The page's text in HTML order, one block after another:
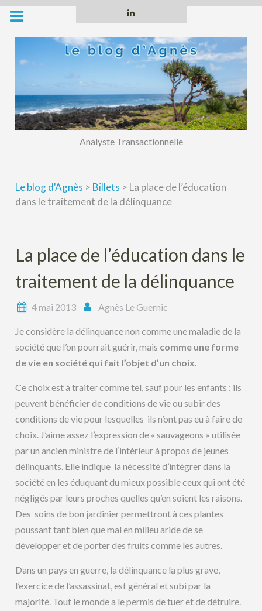
Skip
content
Analyste Transactionnelle
Le blog d'Agnès > Billets > La place de l’éducation
dans le traitement de la délinquance
La place de l’éducation dans le
traitement de la délinquance
4 mai 2013 Agnès Le Guernic
Je considère la délinquance non comme une maladie de la
société que l’on pourrait guérir, mais comme une forme
de vie en société qui fait l’objet d’un choix.
Ce choix est à traiter comme tel, sauf pour les enfants : ils
peuvent bénéficier de conditions de vie ou subir des
conditions de vie pour lesquelles ils n’ont pas eu à faire de
choix. J’aime assez l’expression de « sauvageons » utilisée
par un ancien ministre de l‘intérieur à propos de jeunes
délinquants. Elle indique la nécessité d’intégrer dans la
société en les éduquant du mieux possible ceux qui ont été
négligés par leurs proches quelles qu’en soient les raisons.
Des soins de bon jardinier permettront à ces plantes
poussant tant bien que mal en milieu aride de se
développer et de porter des fruits comme les autres.
Dans un pays en guerre, la délinquance la plus grave,
l’exercice de l’assassinat, est général et subi par la
majorité. Tout le monde a le permis de tuer et de détruire.